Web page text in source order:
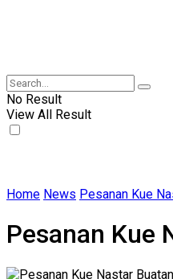
No Result
View All Result
Home News Pesanan Kue
Pesanan Kue